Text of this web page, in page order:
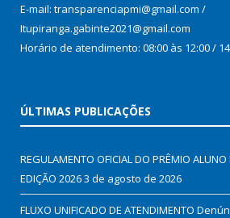
E-mail: transparenciapmi@gmail.com /
Itupiranga.gabinte2021@gmail.com
Horário de atendimento: 08:00 às 12:00 /
ÚLTIMAS PUBLICAÇÕES
REGULAMENTO OFICIAL DO PRÊMIO
EDIÇÃO 20263 de agosto de 2026
FLUXO UNIFICADO DE ATENDIMENTO